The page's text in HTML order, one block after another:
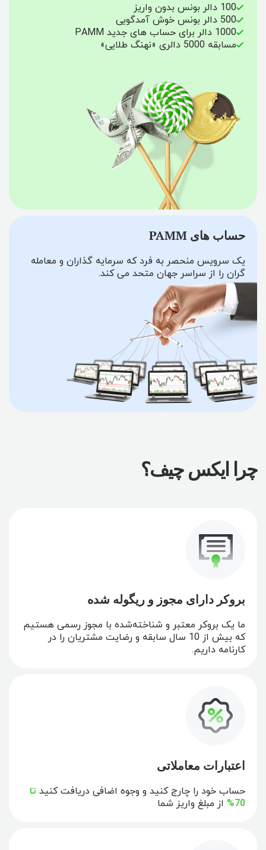
100 دالر بونس بدون واریز
500 دالر بونس خوش آمدگویی
1000 دالر برای حساب های جدید PAMM
مسابقه 5000 دالری «نهنگ طلایی»
حساب های PAMM
یک سرویس منحصر به فرد که سرمایه گذاران و معامله
گران را از سراسر جهان متحد می کند.
چرا ایکس چیف؟
بروکر دارای مجوز و ریگوله شده
ما یک بروکر معتبر و شناخته‌شده با مجوز رسمی هستیم
که بیش از 10 سال سابقه و رضایت مشتریان را در
کارنامه داریم.
اعتبارات معاملاتی
حساب خود را چارج کنید و وجوه اضافی دریافت کنید تا
70%
از مبلغ واریز شما